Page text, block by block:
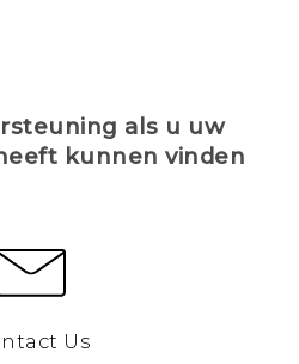
als u uw
kunnen vinden
Us